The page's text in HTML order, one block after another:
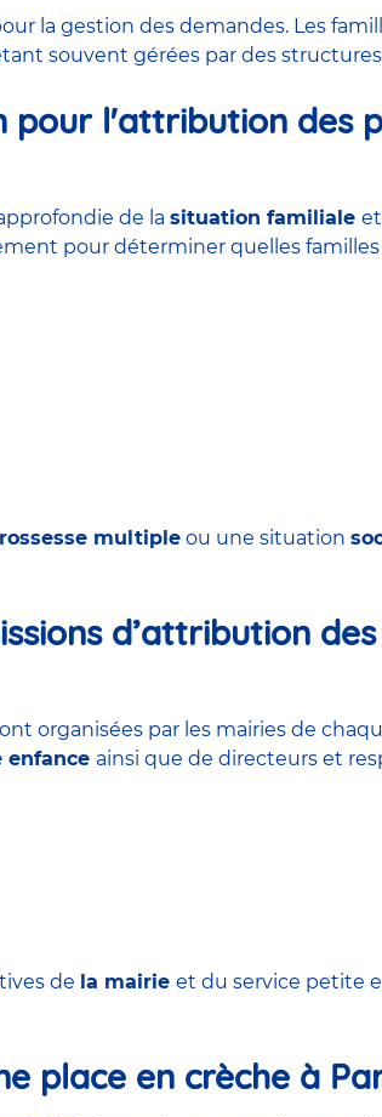
la gestion des demandes. Les
souvent gérées par des
l'attribution des
de la situation familiale
pour déterminer quelles
multiple ou une situation
d’attribution
organisées par les mairies de
enfance ainsi que de directeurs et
de la mairie et du service petite
place en crèche à